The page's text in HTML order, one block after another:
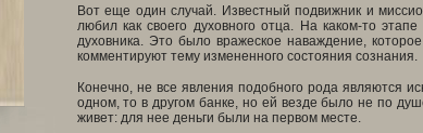
Вот еще один случай. Известный подвижник и
любил как своего духовного отца. На каком-то
духовника. Это было вражеское наваждение,
комментируют тему измененного состояния сознания.
Конечно, не все явления подобного рода являются
одном, то в другом банке, но ей везде было не по
живет: для нее деньги были на первом месте.